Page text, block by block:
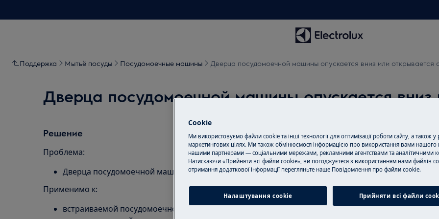
Поддержка Мытьё посуды Посудомоечные машины Дверца посудомоечной машины опускается вниз или открывается
Дверца посудомоечной машины опускается вниз
Решение
Проблема:
Дверца посудомоечной машины опускается вниз или открывается сама
Применимо к:
встраиваемой посудомоечной машине
Записаться на
Вам нужен
удовольствием
оригинальные
предлагаем
Cookie
Ми використовуємо файли cookie та інші технології для оптимізації роботи сайту, а також у
маркетингових цілях. Ми також обмінюємося інформацією про використання вами нашого
нашими партнерами — соціальними мережами, рекламними агентствами та аналітичними
Натискаючи «Прийняти всі файли cookie», ви погоджуєтеся з використанням нами файлів
отримання додаткової інформації перегляньте наше Пoвідомлення прo файли cookie.
Налаштування cookie Прийняти всі файли